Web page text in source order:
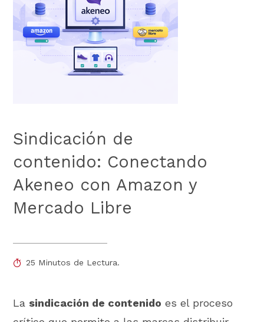
Sindicación de
contenido: Conectando
Akeneo con Amazon y
Mercado Libre
25 Minutos de Lectura.
La sindicación de contenido es el proceso